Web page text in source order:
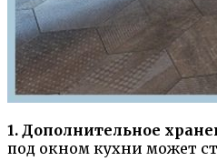
1. Дополнительное
под окном кухни может